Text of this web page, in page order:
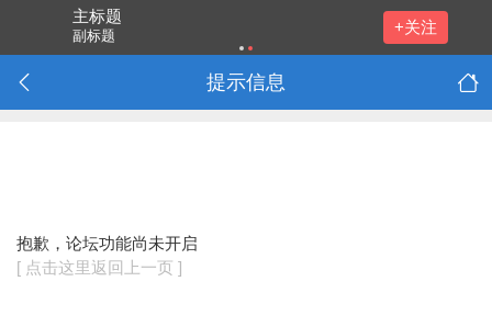
提示信息
抱歉，论坛功能尚未开启
[ 点击这里返回上一页 ]
新加载
主标题
副标题 +关注